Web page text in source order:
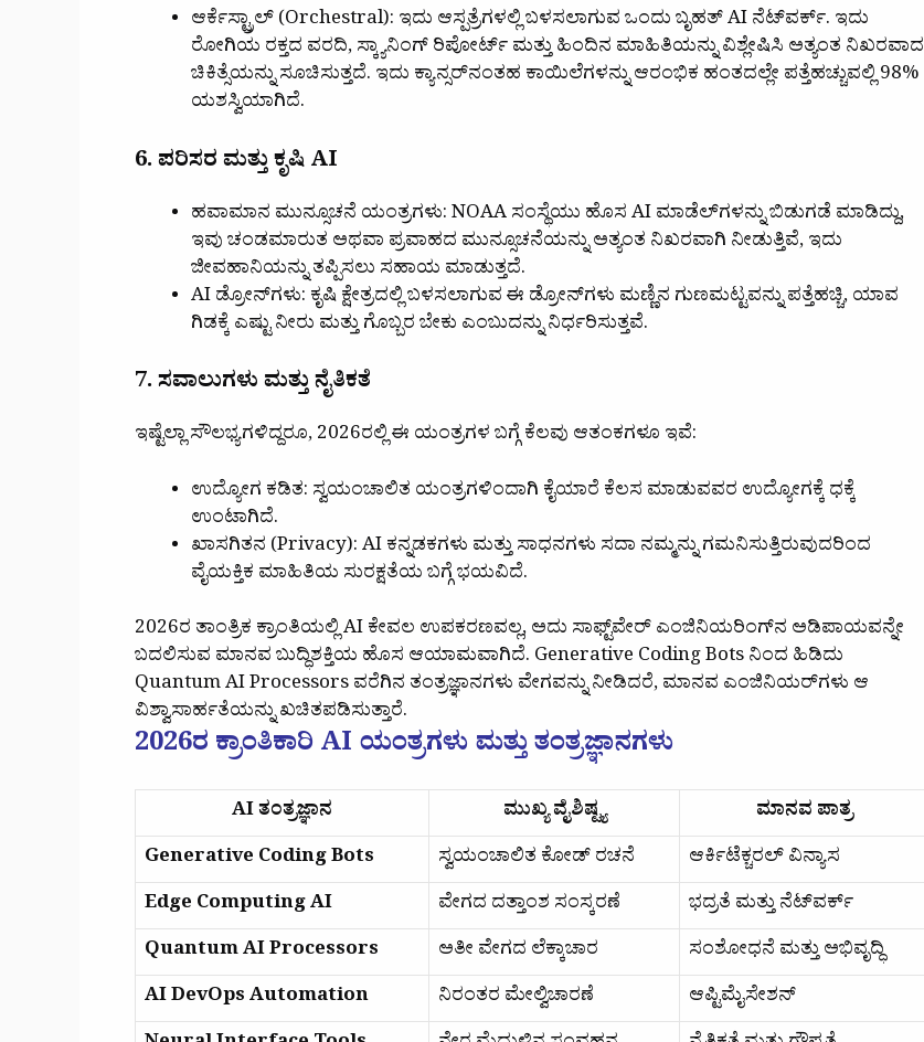
ಆರ್ಕೆಸ್ಟ್ರಾಲ್ (Orchestral): ಇದು ಆಸ್ಪತ್ರೆಗಳಲ್ಲಿ ಬಳಸಲಾಗುವ ಒಂದು ಬೃಹತ್ AI ನೆಟ್‌ವರ್ಕ್. ಇದು
ರೋಗಿಯ ರಕ್ತದ ವರದಿ, ಸ್ಕ್ಯಾನಿಂಗ್ ರಿಪೋರ್ಟ್ ಮತ್ತು ಹಿಂದಿನ ಮಾಹಿತಿಯನ್ನು ವಿಶ್ಲೇಷಿಸಿ ಅತ್ಯಂತ ನಿಖರವಾದ
ಚಿಕಿತ್ಸೆಯನ್ನು ಸೂಚಿಸುತ್ತದೆ. ಇದು ಕ್ಯಾನ್ಸರ್‌ನಂತಹ ಕಾಯಿಲೆಗಳನ್ನು ಆರಂಭಿಕ ಹಂತದಲ್ಲೇ ಪತ್ತೆಹಚ್ಚುವಲ್ಲಿ 98%
ಯಶಸ್ವಿಯಾಗಿದೆ.
6. ಪರಿಸರ ಮತ್ತು ಕೃಷಿ AI
ಹವಾಮಾನ ಮುನ್ಸೂಚನೆ ಯಂತ್ರಗಳು: NOAA ಸಂಸ್ಥೆಯು ಹೊಸ AI ಮಾಡೆಲ್‌ಗಳನ್ನು ಬಿಡುಗಡೆ ಮಾಡಿದ್ದು,
ಇವು ಚಂಡಮಾರುತ ಅಥವಾ ಪ್ರವಾಹದ ಮುನ್ಸೂಚನೆಯನ್ನು ಅತ್ಯಂತ ನಿಖರವಾಗಿ ನೀಡುತ್ತಿವೆ, ಇದು
ಜೀವಹಾನಿಯನ್ನು ತಪ್ಪಿಸಲು ಸಹಾಯ ಮಾಡುತ್ತದೆ.
AI ಡ್ರೋನ್‌ಗಳು: ಕೃಷಿ ಕ್ಷೇತ್ರದಲ್ಲಿ ಬಳಸಲಾಗುವ ಈ ಡ್ರೋನ್‌ಗಳು ಮಣ್ಣಿನ ಗುಣಮಟ್ಟವನ್ನು ಪತ್ತೆಹಚ್ಚಿ, ಯಾವ
ಗಿಡಕ್ಕೆ ಎಷ್ಟು ನೀರು ಮತ್ತು ಗೊಬ್ಬರ ಬೇಕು ಎಂಬುದನ್ನು ನಿರ್ಧರಿಸುತ್ತವೆ.
7. ಸವಾಲುಗಳು ಮತ್ತು ನೈತಿಕತೆ
ಇಷ್ಟೆಲ್ಲಾ ಸೌಲಭ್ಯಗಳಿದ್ದರೂ, 2026ರಲ್ಲಿ ಈ ಯಂತ್ರಗಳ ಬಗ್ಗೆ ಕೆಲವು ಆತಂಕಗಳೂ ಇವೆ:
ಉದ್ಯೋಗ ಕಡಿತ: ಸ್ವಯಂಚಾಲಿತ ಯಂತ್ರಗಳಿಂದಾಗಿ ಕೈಯಾರೆ ಕೆಲಸ ಮಾಡುವವರ ಉದ್ಯೋಗಕ್ಕೆ ಧಕ್ಕೆ
ಉಂಟಾಗಿದೆ.
ಖಾಸಗಿತನ (Privacy): AI ಕನ್ನಡಕಗಳು ಮತ್ತು ಸಾಧನಗಳು ಸದಾ ನಮ್ಮನ್ನು ಗಮನಿಸುತ್ತಿರುವುದರಿಂದ
ವೈಯಕ್ತಿಕ ಮಾಹಿತಿಯ ಸುರಕ್ಷತೆಯ ಬಗ್ಗೆ ಭಯವಿದೆ.
2026ರ ತಾಂತ್ರಿಕ ಕ್ರಾಂತಿಯಲ್ಲಿ AI ಕೇವಲ ಉಪಕರಣವಲ್ಲ, ಅದು ಸಾಫ್ಟ್‌ವೇರ್ ಎಂಜಿನಿಯರಿಂಗ್‌ನ ಅಡಿಪಾಯವನ್ನೇ
ಬದಲಿಸುವ ಮಾನವ ಬುದ್ಧಿಶಕ್ತಿಯ ಹೊಸ ಆಯಾಮವಾಗಿದೆ. Generative Coding Bots ನಿಂದ ಹಿಡಿದು
Quantum AI Processors ವರೆಗಿನ ತಂತ್ರಜ್ಞಾನಗಳು ವೇಗವನ್ನು ನೀಡಿದರೆ, ಮಾನವ ಎಂಜಿನಿಯರ್‌ಗಳು ಆ
ವಿಶ್ವಾಸಾರ್ಹತೆಯನ್ನು ಖಚಿತಪಡಿಸುತ್ತಾರೆ.
2026ರ ಕ್ರಾಂತಿಕಾರಿ AI ಯಂತ್ರಗಳು ಮತ್ತು ತಂತ್ರಜ್ಞಾನಗಳು
AI ತಂತ್ರಜ್ಞಾನ ಮುಖ್ಯ ವೈಶಿಷ್ಟ್ಯ
ಮಾನವ ಪಾತ್ರ
Generative Coding Bots
ಸ್ವಯಂಚಾಲಿತ ಕೋಡ್ ರಚನೆ
ಆರ್ಕಿಟೆಕ್ಚರಲ್ ವಿನ್ಯಾಸ
Edge Computing AI
ವೇಗದ ದತ್ತಾಂಶ ಸಂಸ್ಕರಣೆ
ಭದ್ರತೆ ಮತ್ತು ನೆಟ್‌ವರ್ಕ್
Quantum AI Processors
ಅತೀ ವೇಗದ ಲೆಕ್ಕಾಚಾರ
ಸಂಶೋಧನೆ ಮತ್ತು ಅಭಿವೃದ್ಧಿ
AI DevOps Automation
ನಿರಂತರ ಮೇಲ್ವಿಚಾರಣೆ
ಆಪ್ಟಿಮೈಸೇಶನ್